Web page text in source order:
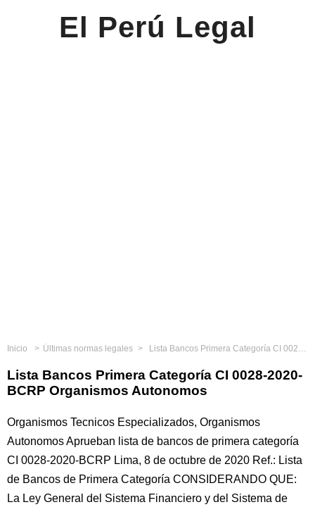
El Perú Legal
Inicio Últimas normas legales Lista Bancos Primera Categoría CI 0028-2020-BCRP Organismos Autonomos
Lista Bancos Primera Categoría CI 0028-2020-
BCRP Organismos Autonomos
Organismos Tecnicos Especializados, Organismos
Autonomos Aprueban lista de bancos de primera categoría
CI 0028-2020-BCRP Lima, 8 de octubre de 2020 Ref.: Lista
de Bancos de Primera Categoría CONSIDERANDO QUE:
La Ley General del Sistema Financiero y del Sistema de